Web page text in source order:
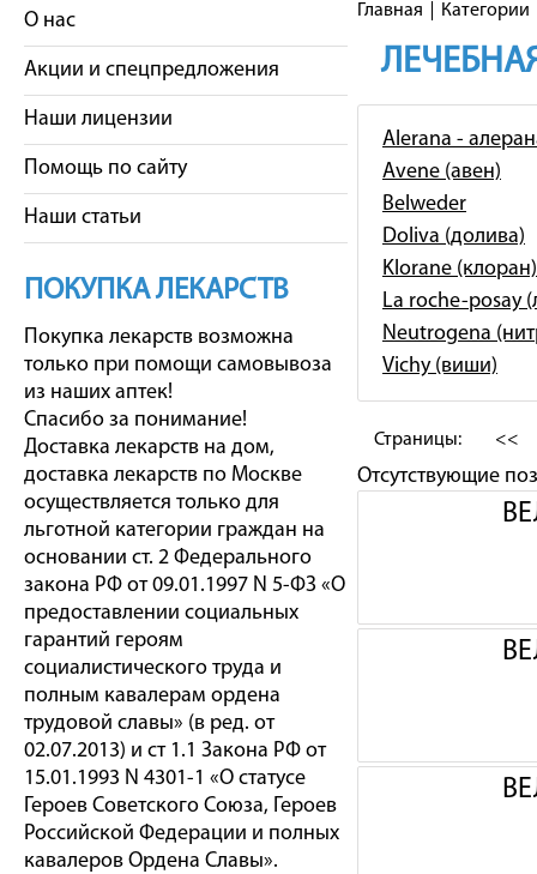
О нас
Акции и спецпредложения
Наши лицензии
Помощь по сайту
Наши статьи
ПОКУПКА ЛЕКАРСТВ
Покупка лекарств возможна
только при помощи самовывоза
из наших аптек!
Спасибо за понимание!
Доставка лекарств на дом,
доставка лекарств по Москве
осуществляется только для
льготной категории граждан на
основании ст. 2 Федерального
закона РФ от 09.01.1997 N 5-ФЗ «О
предоставлении социальных
гарантий героям
социалистического труда и
полным кавалерам ордена
трудовой славы» (в ред. от
02.07.2013) и ст 1.1 Закона РФ от
15.01.1993 N 4301-1 «О статусе
Героев Советского Союза, Героев
Российской Федерации и полных
кавалеров Ордена Славы».
Главная Категории
Alerana -
Avene (авен)
Belweder
Doliva (долива)
Klorane (клоран)
La roche-posay
Neutrogena
Vichy (виши)
Страницы: <<
Отсутствующие